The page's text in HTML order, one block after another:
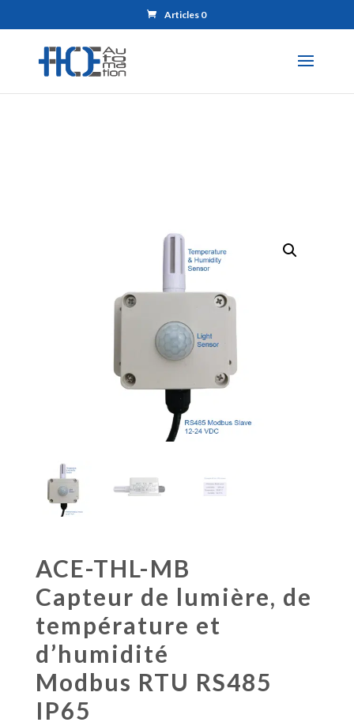
Articles 0
ACE-THL-MB
Capteur de lumière, de
température et
d’humidité
Modbus RTU RS485
IP65